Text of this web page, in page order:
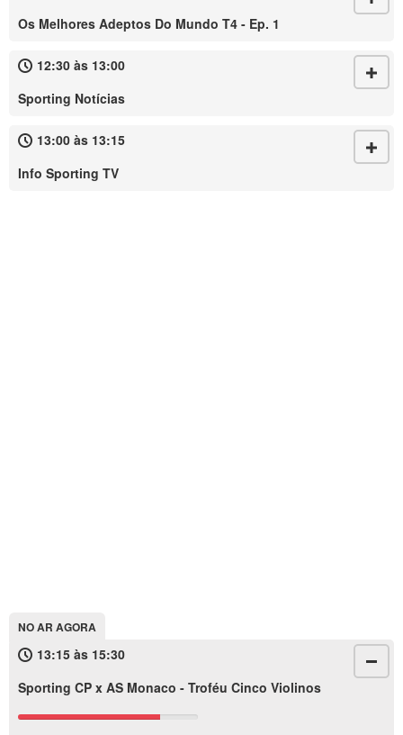
Os Melhores Adeptos Do Mundo T4 - Ep. 1
12:30 às 13:00
Sporting Notícias
13:00 às 13:15
Info Sporting TV
NO AR AGORA
13:15 às 15:30
Sporting CP x AS Monaco - Troféu Cinco Violinos